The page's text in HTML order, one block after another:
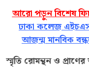
আরো পড়ুন বিশেষ
ঢাকা কলেজ
আজন্ম মানবিক
স্মৃতি রোমন্থনও প্রাণের